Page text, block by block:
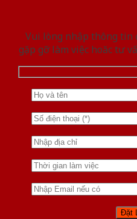
Vui lòng nhập thông tin
gặp gỡ làm việc hoăc tư